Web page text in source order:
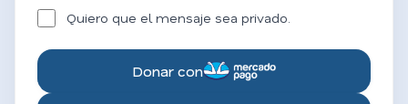
Quiero que el mensaje sea privado.
Donar con